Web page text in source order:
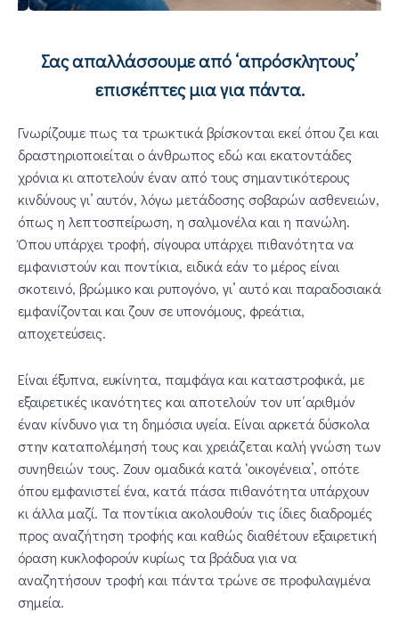
Σας απαλλάσσουμε από ‘απρόσκλητους’
επισκέπτες μια για πάντα.
Γνωρίζουμε πως τα τρωκτικά βρίσκονται εκεί όπου ζει και
δραστηριοποιείται ο άνθρωπος εδώ και εκατοντάδες
χρόνια κι αποτελούν έναν από τους σημαντικότερους
κινδύνους γι’ αυτόν, λόγω μετάδοσης σοβαρών ασθενειών,
όπως η λεπτοσπείρωση, η σαλμονέλα και η πανώλη.
Όπου υπάρχει τροφή, σίγουρα υπάρχει πιθανότητα να
εμφανιστούν και ποντίκια, ειδικά εάν το μέρος είναι
σκοτεινό, βρώμικο και ρυπογόνο, γι’ αυτό και παραδοσιακά
εμφανίζονται και ζουν σε υπονόμους, φρεάτια,
αποχετεύσεις.
Είναι έξυπνα, ευκίνητα, παμφάγα και καταστροφικά, με
εξαιρετικές ικανότητες και αποτελούν τον υπ΄αριθμόν
έναν κίνδυνο για τη δημόσια υγεία. Είναι αρκετά δύσκολα
στην καταπολέμησή τους και χρειάζεται καλή γνώση των
συνηθειών τους. Ζουν ομαδικά κατά ‘οικογένεια’, οπότε
όπου εμφανιστεί ένα, κατά πάσα πιθανότητα υπάρχουν
κι άλλα μαζί. Τα ποντίκια ακολουθούν τις ίδιες διαδρομές
προς αναζήτηση τροφής και καθώς διαθέτουν εξαιρετική
όραση κυκλοφορούν κυρίως τα βράδυα για να
αναζητήσουν τροφή και πάντα τρώνε σε προφυλαγμένα
σημεία.